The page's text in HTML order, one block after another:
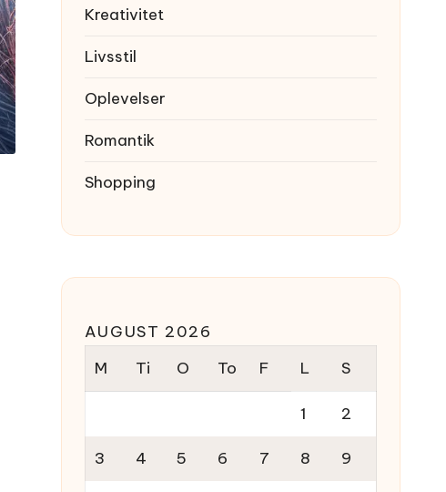
Kreativitet
Livsstil
Oplevelser
Romantik
Shopping
AUGUST 2026
M
Ti O To F L S
1 2
3 4 5 6 7 8 9